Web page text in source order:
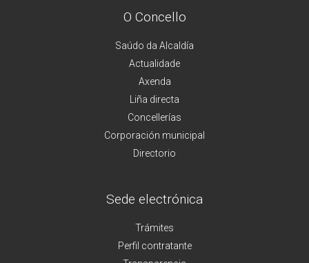
O Concello
Saúdo da Alcaldía
Actualidade
Axenda
Liña directa
Concellerías
Corporación municipal
Directorio
Sede electrónica
Trámites
Perfil contratante